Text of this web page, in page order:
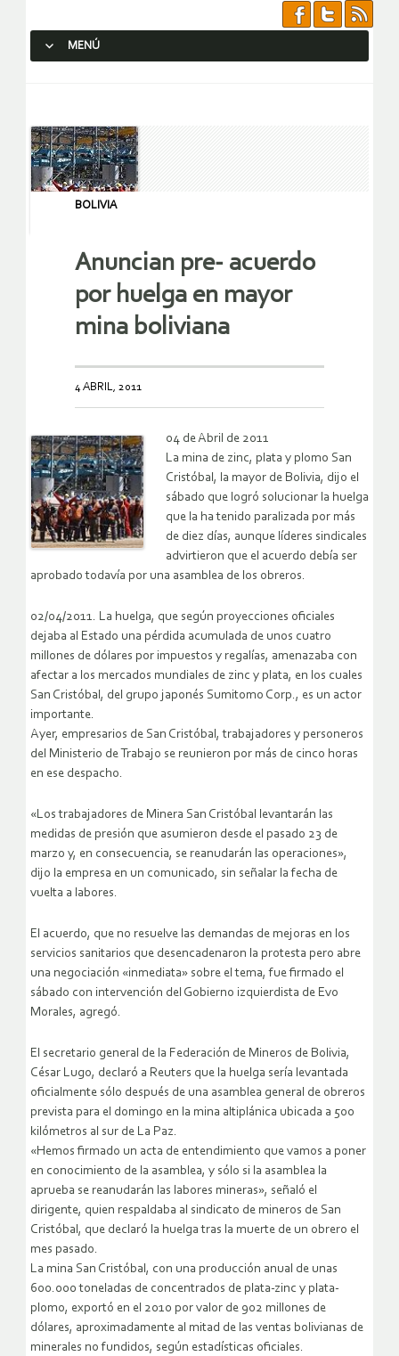
MENÚ
BOLIVIA
Anuncian pre- acuerdo
por huelga en mayor
mina boliviana
4 ABRIL, 2011
04 de Abril de 2011
La mina de zinc, plata y plomo San
Cristóbal, la mayor de Bolivia, dijo el
sábado que logró solucionar la huelga
que la ha tenido paralizada por más
de diez días, aunque líderes sindicales
advirtieron que el acuerdo debía ser
aprobado todavía por una asamblea de los obreros.
02/04/2011. La huelga, que según proyecciones oficiales
dejaba al Estado una pérdida acumulada de unos cuatro
millones de dólares por impuestos y regalías, amenazaba con
afectar a los mercados mundiales de zinc y plata, en los cuales
San Cristóbal, del grupo japonés Sumitomo Corp., es un actor
importante.
Ayer, empresarios de San Cristóbal, trabajadores y personeros
del Ministerio de Trabajo se reunieron por más de cinco horas
en ese despacho.
«Los trabajadores de Minera San Cristóbal levantarán las
medidas de presión que asumieron desde el pasado 23 de
marzo y, en consecuencia, se reanudarán las operaciones»,
dijo la empresa en un comunicado, sin señalar la fecha de
vuelta a labores.
El acuerdo, que no resuelve las demandas de mejoras en los
servicios sanitarios que desencadenaron la protesta pero abre
una negociación «inmediata» sobre el tema, fue firmado el
sábado con intervención del Gobierno izquierdista de Evo
Morales, agregó.
El secretario general de la Federación de Mineros de Bolivia,
César Lugo, declaró a Reuters que la huelga sería levantada
oficialmente sólo después de una asamblea general de obreros
prevista para el domingo en la mina altiplánica ubicada a 500
kilómetros al sur de La Paz.
«Hemos firmado un acta de entendimiento que vamos a poner
en conocimiento de la asamblea, y sólo si la asamblea la
aprueba se reanudarán las labores mineras», señaló el
dirigente, quien respaldaba al sindicato de mineros de San
Cristóbal, que declaró la huelga tras la muerte de un obrero el
mes pasado.
La mina San Cristóbal, con una producción anual de unas
600.000 toneladas de concentrados de plata-zinc y plata-
plomo, exportó en el 2010 por valor de 902 millones de
dólares, aproximadamente al mitad de las ventas bolivianas de
minerales no fundidos, según estadísticas oficiales.